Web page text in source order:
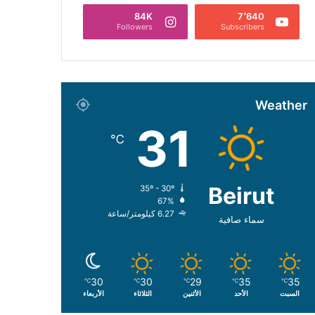
7٬640
Subscribers
84K
Followers
Weather
Beirut
سماء صافية
31
℃
67%
6.27 كيلومتر/ساعة
35
℃
السبت
35
℃
الأحد
29
℃
الأثنين
30
℃
الثلاثاء
30
℃
الأربعاء